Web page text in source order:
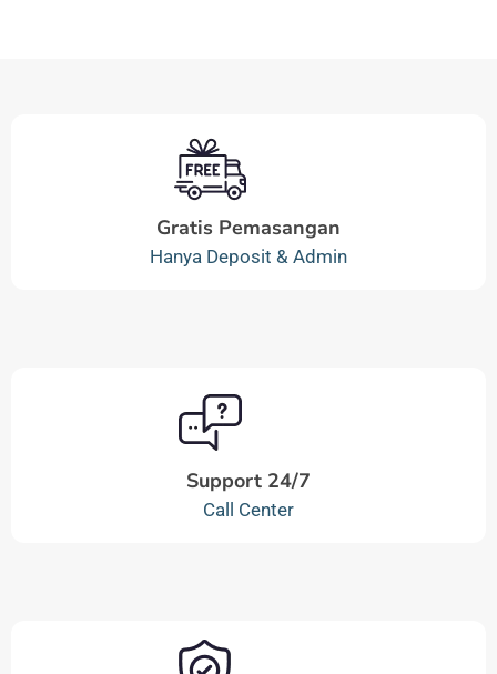
Gratis Pemasangan
Hanya Deposit & Admin
Support 24/7
Call Center